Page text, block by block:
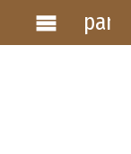
Menu